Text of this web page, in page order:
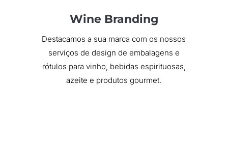
Wine Branding
Destacamos a sua marca com os nossos
serviços de design de embalagens e
rótulos para vinho, bebidas espirituosas,
azeite e produtos gourmet.